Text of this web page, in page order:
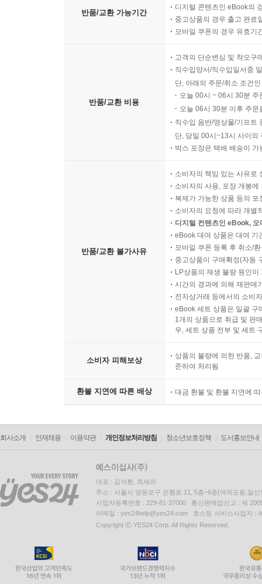
반품/교환 가능기간
디지털 콘텐츠인 eBook의
중고상품의 경우 출고 완료
모바일 쿠폰의 경우 유효기
반품/교환 비용
고객의 단순변심 및 착오구
직수입양서/직수입일서중
단, 아래의 주문/취소 조건
오늘 00시 ~ 06시 30분
오늘 06시 30분 이후 주
직수입 음반/영상물/기프트
단, 당일 00시~13시 사이의
박스 포장은 택배 배송이
반품/교환 불가사유
소비자의 책임 있는 사유로
소비자의 사용, 포장 개봉
복제가 가능한 상품 등의
소비자의 요청에 따라 개별
디지털 컨텐츠인 eBook,
eBook 대여 상품은 대여 기
모바일 쿠폰 등록 후 취소/
중고상품이 구매확정(자동
LP상품의 재생 불량 원인
시간의 경과에 의해 재판매
전자상거래 등에서의 소비
eBook 세트 상품은 일괄 구
1개의 상품으로 취급 및 판
우, 세트 상품 전부 및 세트
소비자 피해보상
상품의 불량에 의한 반품,
준하여 처리됨
환불 지연에 따른 배상 대금 환불 및 환불 지연에
회사소개 인재채용 이용약관 개인정보처리방침 청소년보호정책 도서홍보안내
대표 : 김석환, 최세라
주소 : 서울시 영등포구 은행로 11, 5층~6층(여의도동,일신
사업자등록번호 : 229-81-37000 통신판매업신고 : 제
이메일 : yes24help@yes24.com 호스팅 서비스사업자 :
Copyright ⓒ YES24 Corp. All Rights Reserved.